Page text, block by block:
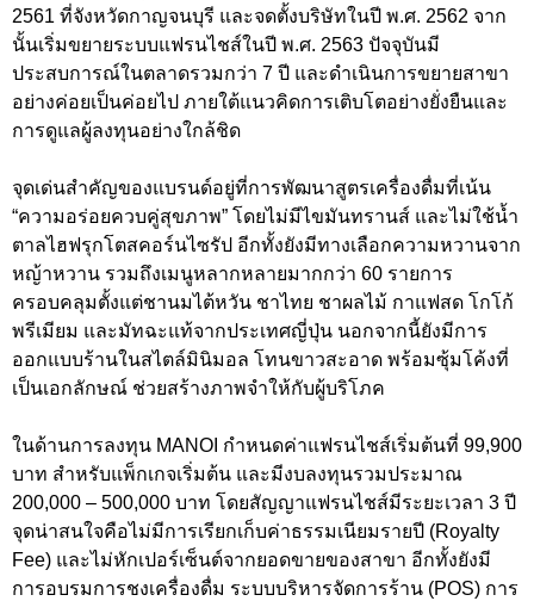
2561 ที่จังหวัดกาญจนบุรี และจดตั้งบริษัทในปี พ.ศ. 2562 จาก
นั้นเริ่มขยายระบบแฟรนไชส์ในปี พ.ศ. 2563 ปัจจุบันมี
ประสบการณ์ในตลาดรวมกว่า 7 ปี และดำเนินการขยายสาขา
อย่างค่อยเป็นค่อยไป ภายใต้แนวคิดการเติบโตอย่างยั่งยืนและ
การดูแลผู้ลงทุนอย่างใกล้ชิด
จุดเด่นสำคัญของแบรนด์อยู่ที่การพัฒนาสูตรเครื่องดื่มที่เน้น
“ความอร่อยควบคู่สุขภาพ” โดยไม่มีไขมันทรานส์ และไม่ใช้น้ำ
ตาลไฮฟรุกโตสคอร์นไซรัป อีกทั้งยังมีทางเลือกความหวานจาก
หญ้าหวาน รวมถึงเมนูหลากหลายมากกว่า 60 รายการ
ครอบคลุมตั้งแต่ชานมไต้หวัน ชาไทย ชาผลไม้ กาแฟสด โกโก้
พรีเมียม และมัทฉะแท้จากประเทศญี่ปุ่น นอกจากนี้ยังมีการ
ออกแบบร้านในสไตล์มินิมอล โทนขาวสะอาด พร้อมซุ้มโค้งที่
เป็นเอกลักษณ์ ช่วยสร้างภาพจำให้กับผู้บริโภค
ในด้านการลงทุน MANOI กำหนดค่าแฟรนไชส์เริ่มต้นที่ 99,900
บาท สำหรับแพ็กเกจเริ่มต้น และมีงบลงทุนรวมประมาณ
200,000 – 500,000 บาท โดยสัญญาแฟรนไชส์มีระยะเวลา 3 ปี
จุดน่าสนใจคือไม่มีการเรียกเก็บค่าธรรมเนียมรายปี (Royalty
Fee) และไม่หักเปอร์เซ็นต์จากยอดขายของสาขา อีกทั้งยังมี
การอบรมการชงเครื่องดื่ม ระบบบริหารจัดการร้าน (POS) การ